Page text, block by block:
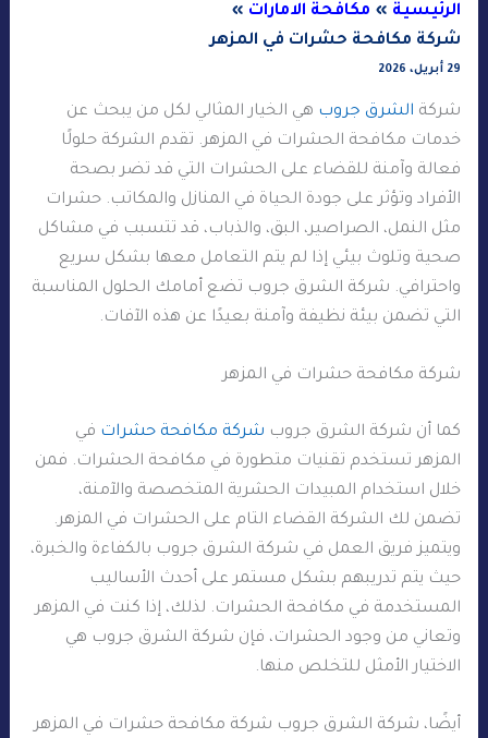
الرئيسية
مكافحة الامارات
شركة مكافحة حشرات في المزهر
29 أبريل، 2026
شركة الشرق جروب هي الخيار المثالي لكل من يبحث عن
خدمات مكافحة الحشرات في المزهر. تقدم الشركة حلولًا
فعالة وآمنة للقضاء على الحشرات التي قد تضر بصحة
الأفراد وتؤثر على جودة الحياة في المنازل والمكاتب. حشرات
مثل النمل، الصراصير، البق، والذباب، قد تتسبب في مشاكل
صحية وتلوث بيئي إذا لم يتم التعامل معها بشكل سريع
واحترافي. شركة الشرق جروب تضع أمامك الحلول المناسبة
التي تضمن بيئة نظيفة وآمنة بعيدًا عن هذه الآفات.
شركة مكافحة حشرات في المزهر
كما أن شركة الشرق جروب شركة مكافحة حشرات في
المزهر تستخدم تقنيات متطورة في مكافحة الحشرات. فمن
خلال استخدام المبيدات الحشرية المتخصصة والآمنة،
تضمن لك الشركة القضاء التام على الحشرات في المزهر.
ويتميز فريق العمل في شركة الشرق جروب بالكفاءة والخبرة،
حيث يتم تدريبهم بشكل مستمر على أحدث الأساليب
المستخدمة في مكافحة الحشرات. لذلك، إذا كنت في المزهر
وتعاني من وجود الحشرات، فإن شركة الشرق جروب هي
الاختيار الأمثل للتخلص منها.
أيضًا، شركة الشرق جروب شركة مكافحة حشرات في المزهر